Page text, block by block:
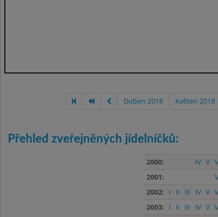
Duben 2018 Květen 2018
Přehled zveřejněných jídelníčků:
2000: IV V
2001:
2002:
I II III IV V
2003:
I II III IV V